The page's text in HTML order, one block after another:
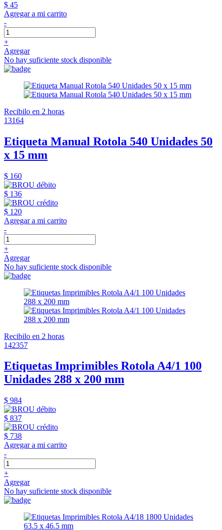
$ 45
Agregar a mi carrito
-
+
Agregar
No hay suficiente stock disponible
Recibilo en 2 horas
13164
Etiqueta Manual Rotola 540 Unidades 50
x 15 mm
$ 160
$ 136
$ 120
Agregar a mi carrito
-
+
Agregar
No hay suficiente stock disponible
Recibilo en 2 horas
142357
Etiquetas Imprimibles Rotola A4/1 100
Unidades 288 x 200 mm
$ 984
$ 837
$ 738
Agregar a mi carrito
-
+
Agregar
No hay suficiente stock disponible